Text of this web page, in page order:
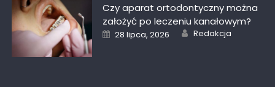
Czy aparat ortodontyczny można
założyć po leczeniu kanałowym?
Posted
on
28 lipca, 2026 Author
Redakcja